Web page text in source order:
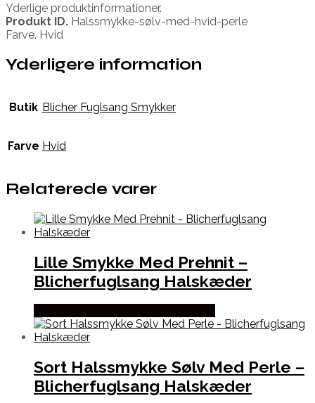
Yderlige produktinformationer.
Produkt ID. Halssmykke-sølv-med-hvid-perle
Farve. Hvid
Yderligere information
Butik Blicher Fuglsang Smykker
Farve Hvid
Relaterede varer
Lille Smykke Med Prehnit –
Blicherfuglsang Halskæder
Sort Halssmykke Sølv Med Perle –
Blicherfuglsang Halskæder